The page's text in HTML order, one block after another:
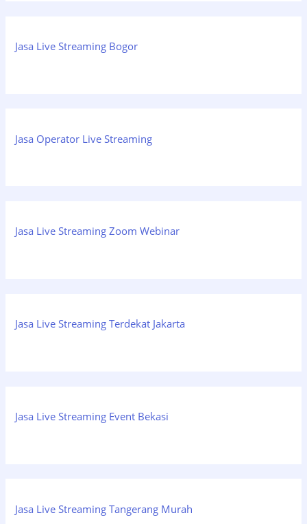
Jasa Live Streaming Bogor
Jasa Operator Live Streaming
Jasa Live Streaming Zoom Webinar
Jasa Live Streaming Terdekat Jakarta
Jasa Live Streaming Event Bekasi
Jasa Live Streaming Tangerang Murah